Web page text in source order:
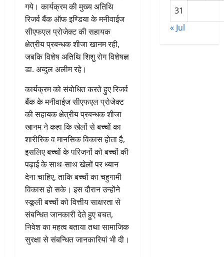
गये। कार्यक्रम की मुख्य अतिथि
रिजर्व बैंक ऑफ इण्डिया के मनीवाईज
सीएफएल प्रोजेक्ट की सहायक
क्षेत्रीय प्रबन्धक शीजा खानम रही,
जबकि विशेष अतिथि शिशु रोग विशेषज्ञ
डा. अब्दुल अलीम रहे।
कार्यक्रम को संबोधित करते हुए रिजर्व
बैंक के मनीवाईज सीएफएल प्रोजेक्ट
की सहायक क्षेत्रीय प्रबन्धक शीजा
खानम ने कहा कि खेलों से बच्चों का
शारीरिक व मानसिक विकास होता है,
इसलिए बच्चों के परिजनों को बच्चों की
पढ़ाई के साथ-साथ खेलों पर ध्यान
देना चाहिए, ताकि बच्चों का चहुगामी
विकास हो सके। इस दौरान उन्होंने
स्कूली बच्चों को वित्तीय साक्षरता से
संबन्धित जानकारी देते हुए बचत,
निवेश का महत्व बताया तथा सामाजिक
सुरक्षा से संबन्धित जानकारियां भी दी।
31
« Jul